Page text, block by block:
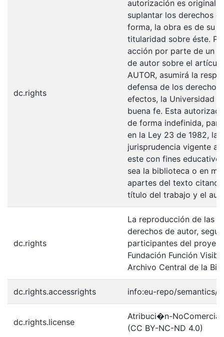
dc.rights
autorización es original
suplantar los derechos
forma, la obra es de su
titularidad sobre éste.
acción por parte de un
de autor sobre el
AUTOR, asumirá la
defensa de los
efectos, la Universidad
buena fe. Esta
de forma indefinida,
en la Ley 23 de 1982, la
jurisprudencia vigente
este con fines
sea la biblioteca o en
apartes del texto
título del trabajo y el
dc.rights
La reproducción de las
derechos de autor,
participantes del
Fundación Función
Archivo Central de la
dc.rights.accessrights info:eu-repo/semantics/
dc.rights.license
Atribuci�n-
(CC BY-NC-ND 4.0)